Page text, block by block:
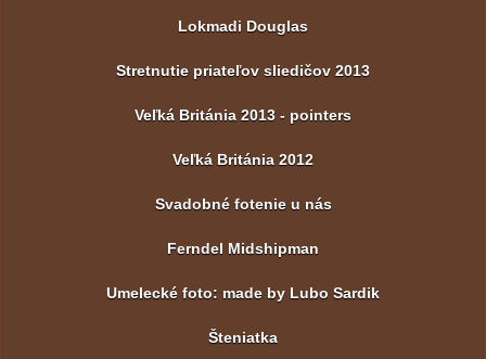
Lokmadi Douglas
Stretnutie priateľov sliedičov 2013
Veľká Británia 2013 - pointers
Veľká Británia 2012
Svadobné fotenie u nás
Ferndel Midshipman
Umelecké foto: made by Lubo Sardik
Šteniatka